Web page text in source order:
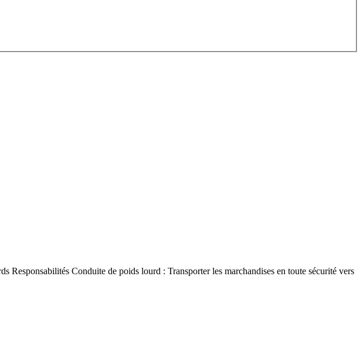
Responsabilités Conduite de poids lourd : Transporter les marchandises en toute sécurité vers